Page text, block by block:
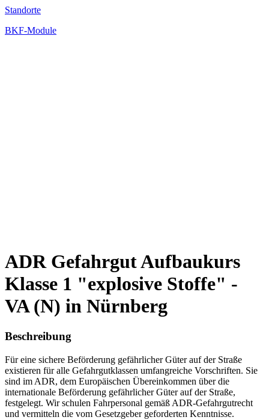
Standorte
BKF-Module
ADR Gefahrgut Aufbaukurs
Klasse 1 "explosive Stoffe" -
VA (N) in Nürnberg
Beschreibung
Für eine sichere Beförderung gefährlicher Güter auf der Straße
existieren für alle Gefahrgutklassen umfangreiche Vorschriften. Sie
sind im ADR, dem Europäischen Übereinkommen über die
internationale Beförderung gefährlicher Güter auf der Straße,
festgelegt. Wir schulen Fahrpersonal gemäß ADR-Gefahrgutrecht
und vermitteln die vom Gesetzgeber geforderten Kenntnisse.